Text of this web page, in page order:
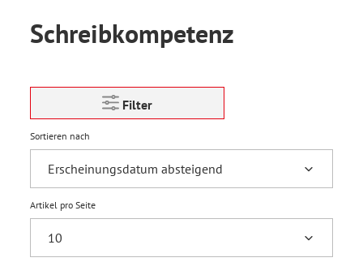
Schreibkompetenz
Filter
Sortieren nach
Artikel pro Seite